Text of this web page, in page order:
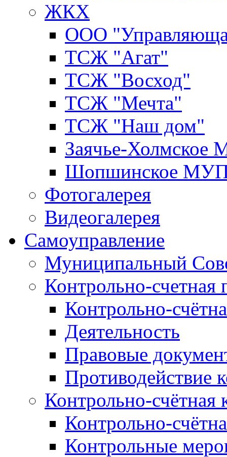
ЖКХ
ООО
ТСЖ "Агат"
ТСЖ "Восход"
ТСЖ "Мечта"
ТСЖ "Наш дом"
Заячье-
Шопшинское
Фотогалерея
Видеогалерея
Самоуправление
Муниципальный
Контрольно-счетная
Контрольно-
Деятельность
Правовые
Противодействие
Контрольно-счётная
Контрольно-
Контрольные